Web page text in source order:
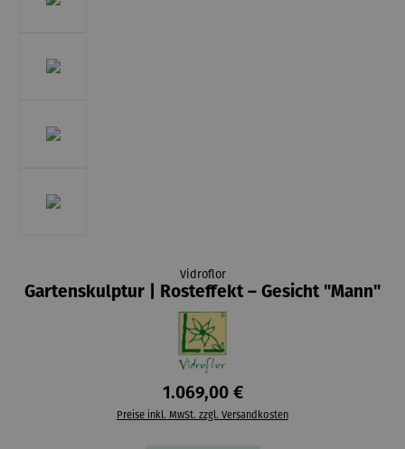
Vidroflor
Gartenskulptur | Rosteffekt – Gesicht "Mann"
1.069,00 €
Preise inkl. MwSt. zzgl. Versandkosten